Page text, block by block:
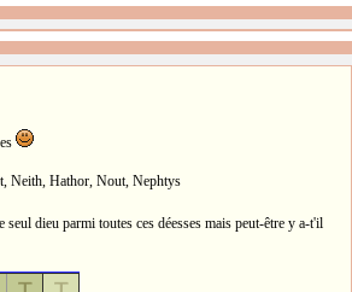
Neith, Hathor, Nout, Nephtys
seul dieu parmi toutes ces déesses mais peut-être y a-t'il